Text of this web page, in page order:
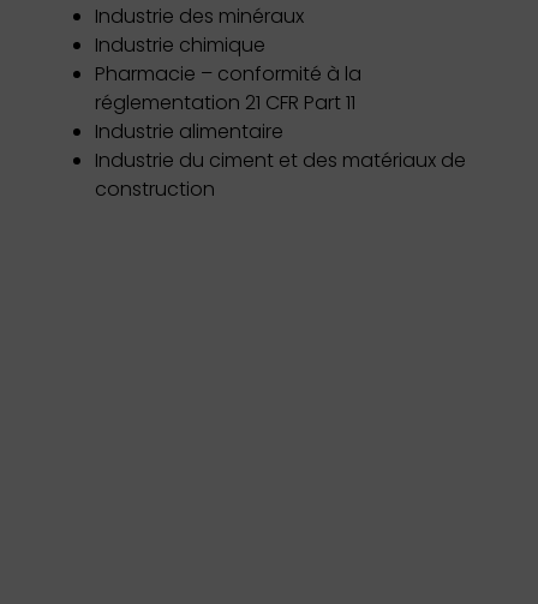
Industrie des minéraux
Industrie chimique
Pharmacie – conformité à la
réglementation 21 CFR Part 11
Industrie alimentaire
Industrie du ciment et des matériaux de
construction